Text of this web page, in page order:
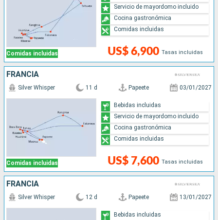
Comidas incluidas US$ 6,900 Tasas incluidas
Servicio de mayordomo incluido
Cocina gastronómica
Comidas incluidas
FRANCIA
Comidas incluidas
Silver Whisper 11 d Papeete 03/01/2027
US$ 7,600 Tasas incluidas
Bebidas incluidas
Servicio de mayordomo incluido
Cocina gastronómica
Comidas incluidas
FRANCIA
Silver Whisper 12 d Papeete 13/01/2027
Bebidas incluidas